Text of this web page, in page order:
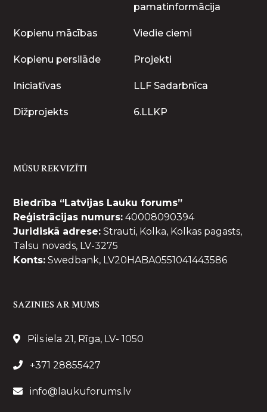
pamatinformācija
Kopienu mācības Viedie ciemi
Kopienu persilāde Projekti
Iniciatīvas LLF Sadarbnīca
Dižprojekts 6.LLKP
MŪSU REKVIZĪTI
Biedrība “Latvijas Lauku forums”
Reģistrācijas numurs: 40008090394
Juridiskā adrese: Strauti, Kolka, Kolkas pagasts,
Talsu novads, LV-3275
Konts: Swedbank, LV20HABA0551041443586
SAZINIES AR MUMS
Pils iela 21, Rīga, LV- 1050
+371 28855427
info@laukuforums.lv